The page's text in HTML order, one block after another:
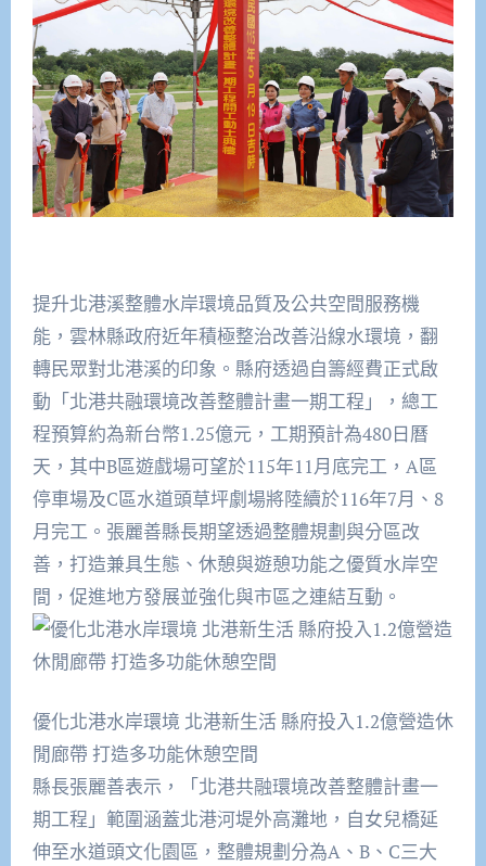
提升北港溪整體水岸環境品質及公共空間服務機
能，雲林縣政府近年積極整治改善沿線水環境，翻
轉民眾對北港溪的印象。縣府透過自籌經費正式啟
動「北港共融環境改善整體計畫一期工程」，總工
程預算約為新台幣1.25億元，工期預計為480日曆
天，其中B區遊戲場可望於115年11月底完工，A區
停車場及C區水道頭草坪劇場將陸續於116年7月、8
月完工。張麗善縣長期望透過整體規劃與分區改
善，打造兼具生態、休憩與遊憩功能之優質水岸空
間，促進地方發展並強化與市區之連結互動。
優化北港水岸環境 北港新生活 縣府投入1.2億營造休
閒廊帶 打造多功能休憩空間
縣長張麗善表示，「北港共融環境改善整體計畫一
期工程」範圍涵蓋北港河堤外高灘地，自女兒橋延
伸至水道頭文化園區，整體規劃分為A、B、C三大